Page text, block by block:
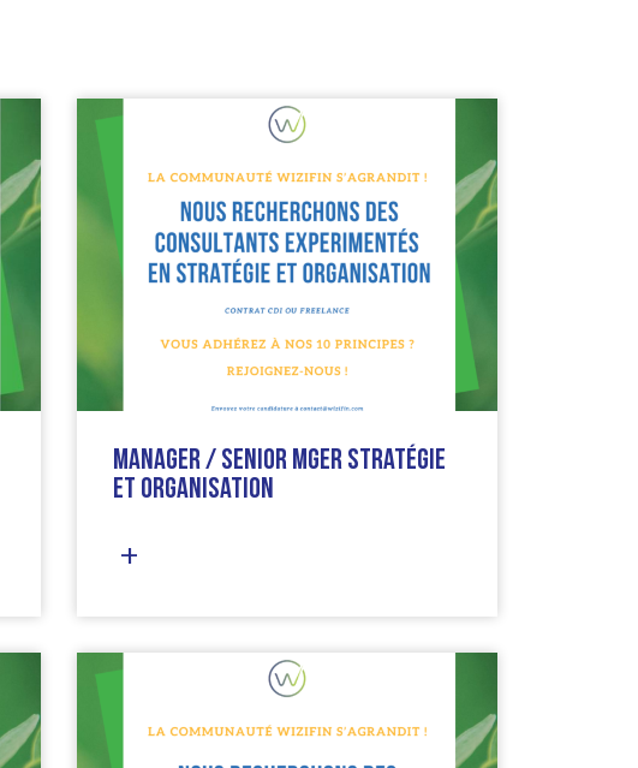
Manager / Senior Mger Stratégie
et organisation